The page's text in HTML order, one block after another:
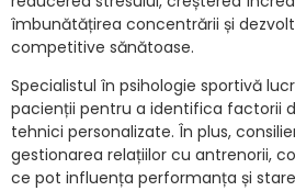
îmbunătățirea concentrării și
competitive sănătoase.
Specialistul în psihologie sportivă
pacienții pentru a identifica factorii
tehnici personalizate. În plus,
gestionarea relațiilor cu antrenorii,
ce pot influența performanța și